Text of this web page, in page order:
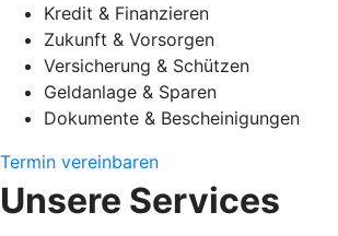
Kredit & Finanzieren
Zukunft & Vorsorgen
Versicherung & Schützen
Geldanlage & Sparen
Dokumente & Bescheinigungen
Termin vereinbaren
Unsere Services